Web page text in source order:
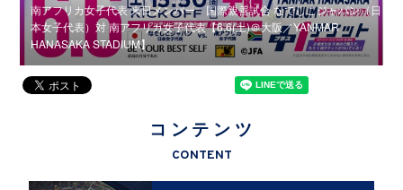
南アフリカ女子代表 来日メンバー 国際親善試合 なでしこジャパン（日
本女子代表）対 南アフリカ女子代表【6.6(土)＠大阪／YANMAR
HANASAKA STADIUM】
コンテンツ
CONTENT